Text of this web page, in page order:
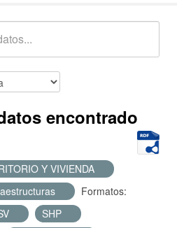
encontrado
Y VIVIENDA
Formatos:
SHP